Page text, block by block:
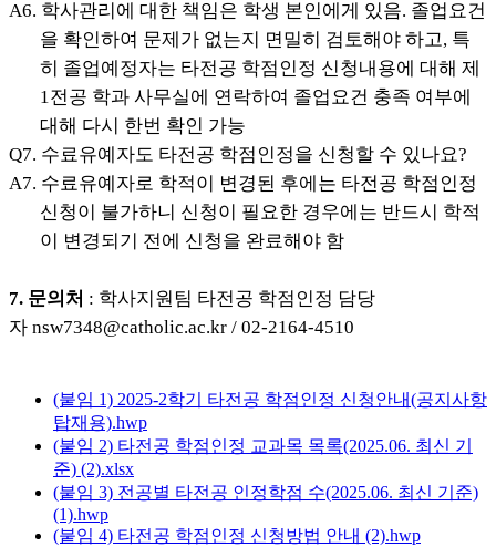
A6. 학사관리에 대한 책임은 학생 본인에게 있음. 졸업요건
을 확인하여 문제가 없는지 면밀히 검토해야 하고, 특
히 졸업예정자는 타전공 학점인정 신청내용에 대해 제
1전공 학과 사무실에 연락하여 졸업요건 충족 여부에
대해 다시 한번 확인 가능
Q7. 수료유예자도 타전공 학점인정을 신청할 수 있나요?
A7. 수료유예자로 학적이 변경된 후에는 타전공 학점인정
신청이 불가하니 신청이 필요한 경우에는 반드시 학적
이 변경되기 전에 신청을 완료해야 함
7. 문의처 : 학사지원팀 타전공 학점인정 담당
자 nsw7348@catholic.ac.kr / 02-2164-4510
(붙임 1) 2025-2학기 타전공 학점인정 신청안내(공지사항
탑재용).hwp
(붙임 2) 타전공 학점인정 교과목 목록(2025.06. 최신 기
준) (2).xlsx
(붙임 3) 전공별 타전공 인정학점 수(2025.06. 최신 기준)
(1).hwp
(붙임 4) 타전공 학점인정 신청방법 안내 (2).hwp